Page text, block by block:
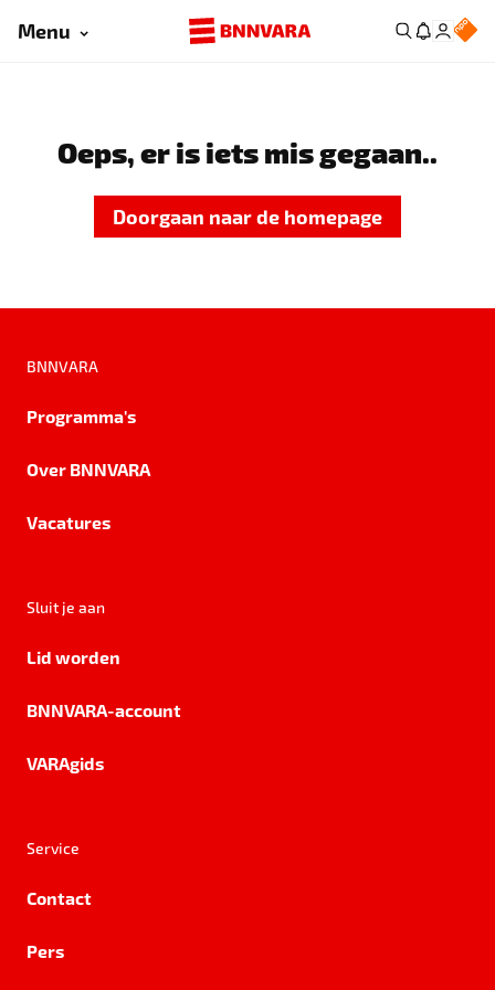
Menu
Oeps, er is iets mis gegaan..
Doorgaan naar de homepage
BNNVARA
Programma's
Over BNNVARA
Vacatures
Sluit je aan
Lid worden
BNNVARA-account
VARAgids
Service
Contact
Pers